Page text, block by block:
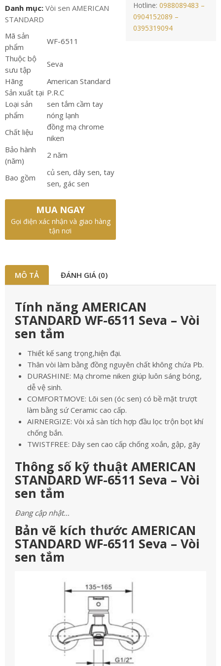
Danh mục: Vòi sen AMERICAN
STANDARD
Mã sản
phẩm
WF-6511
Thuộc bộ
sưu tập
Seva
Hãng
American Standard
Sản xuất tại P.R.C
Loại sản
phẩm
sen tắm cầm tay
nóng lạnh
Chất liệu
đồng mạ chrome
niken
Bảo hành
(năm)
2 năm
Bao gồm
củ sen, dây sen, tay
sen, gác sen
MUA NGAY
Gọi điện xác nhận và giao hàng
tận nơi
Hotline:0988089483 –
0904152089 –
0395319094
MÔ TẢ ĐÁNH GIÁ (0)
Tính năng AMERICAN
STANDARD WF-6511 Seva – Vòi
sen tắm
Thiết kế sang trọng,hiện đại.
Thân vòi làm bằng đồng nguyên chất không chứa Pb.
DURASHINE: Mạ chrome niken giúp luôn sáng bóng,
dễ vệ sinh.
COMFORTMOVE: Lõi sen (óc sen) có bề mặt trượt
làm bằng sứ Ceramic cao cấp.
AIRNERGIZE: Vòi xả sàn tích hợp đầu lọc trộn bọt khí
chống bắn.
TWISTFREE: Dây sen cao cấp chống xoắn, gập, gãy
Thông số kỹ thuật AMERICAN
STANDARD WF-6511 Seva – Vòi
sen tắm
Đang cập nhật…
Bản vẽ kích thước AMERICAN
STANDARD WF-6511 Seva – Vòi
sen tắm